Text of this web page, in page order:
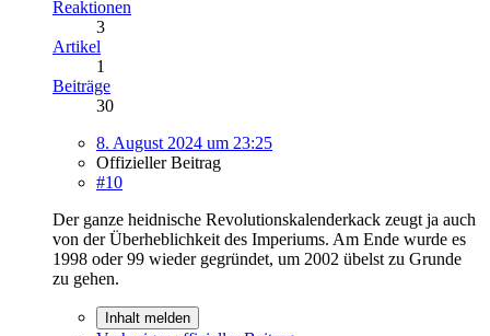
Reaktionen
3
Artikel
1
Beiträge
30
8. August 2024 um 23:25
Offizieller Beitrag
#10
Der ganze heidnische Revolutionskalenderkack zeugt ja auch
von der Überheblichkeit des Imperiums. Am Ende wurde es
1998 oder 99 wieder gegründet, um 2002 übelst zu Grunde
zu gehen.
Inhalt melden